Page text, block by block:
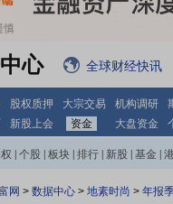
心 全球财经快讯
股权质押 大宗交易 机构调研
新股上会 资金 大盘资金
个股 板块 排行 新股 基金
网 > 数据中心 > 地素时尚 > 年报